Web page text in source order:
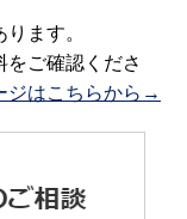
ます。
ご確認くださ
ジはこちらから→